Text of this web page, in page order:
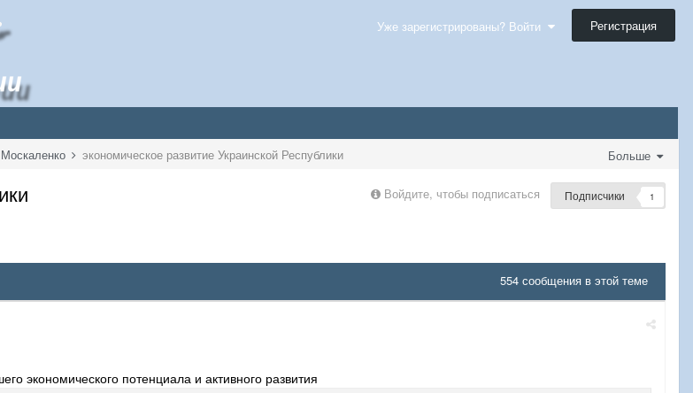
Уже зарегистрированы? Войти Регистрация
Больше
экономическое развитие Украинской Республики
Войдите, чтобы подписаться Подписчики 1
554 сообщения в этой теме
экономического потенциала и активного развития